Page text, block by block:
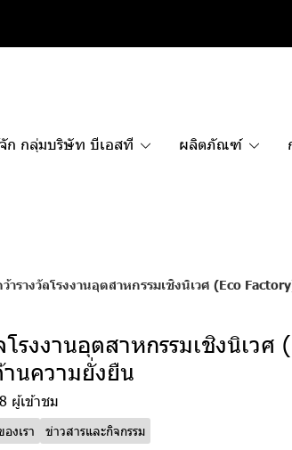
ก กลุ่มบริษัท บีเอสที ผลิตภัณฑ์
ารางวัลโรงงานอุตสาหกรรมเชิงนิเวศ (Eco
โรงงานอุตสาหกรรมเชิงนิเวศ
นความยั่งยืน
ผู้เข้าชม
งเรา ข่าวสารและกิจกรรม